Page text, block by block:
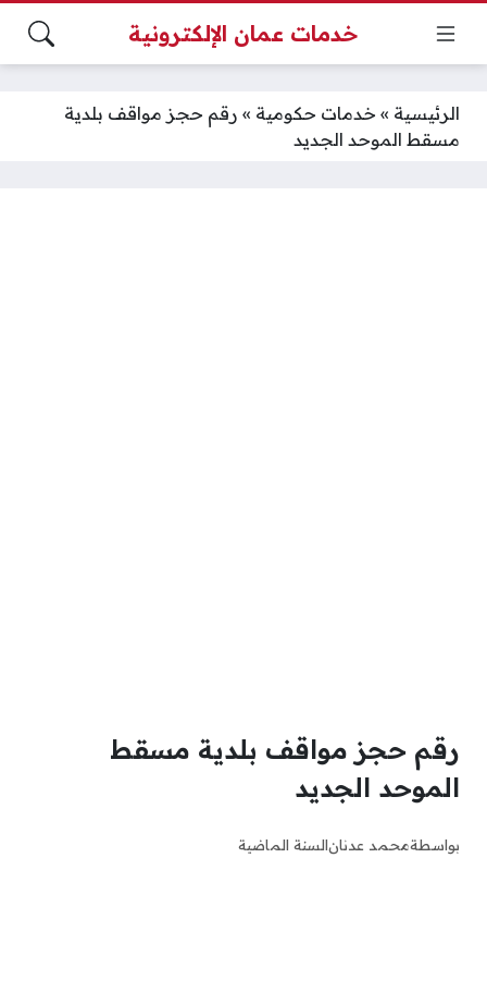
خدمات عمان الإلكترونية
الرئيسية » خدمات حكومية » رقم حجز مواقف بلدية
مسقط الموحد الجديد
رقم حجز مواقف بلدية مسقط
الموحد الجديد
بواسطةمحمد عدنانالسنة الماضية